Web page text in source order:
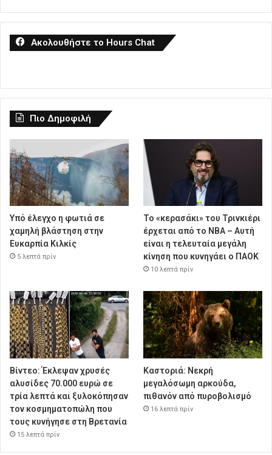
Ακολουθήστε το Hours Chat
Πιο Δημοφιλή
Υπό έλεγχο η φωτιά σε
χαμηλή βλάστηση στην
Ευκαρπία Κιλκίς
5 λεπτά πρίν
Το «κερασάκι» του Τρινκιέρι
έρχεται από το NBA – Αυτή
είναι η τελευταία μεγάλη
κίνηση που κυνηγάει ο ΠΑΟΚ
10 λεπτά πρίν
Βίντεο: Έκλεψαν χρυσές
αλυσίδες 70.000 ευρώ σε
τρία λεπτά και ξυλοκόπησαν
τον κοσμηματοπώλη που
τους κυνήγησε στη Βρετανία
15 λεπτά πρίν
Καστοριά: Νεκρή
μεγαλόσωμη αρκούδα,
πιθανόν από πυροβολισμό
16 λεπτά πρίν